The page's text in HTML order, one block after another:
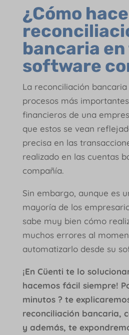
¿Cómo
bancaria
software
La reconciliación
procesos más
financieros de una
que estos se vean
precisa en las
realizado en las cuentas
compañía.
Sin embargo, aunque es
mayoría de los
sabe muy bien cómo
muchos errores al
automatizarlo desde su
¡En Cüenti te lo
hacemos fácil siempre!
minutos ? te
reconciliación bancaria,
y además, te